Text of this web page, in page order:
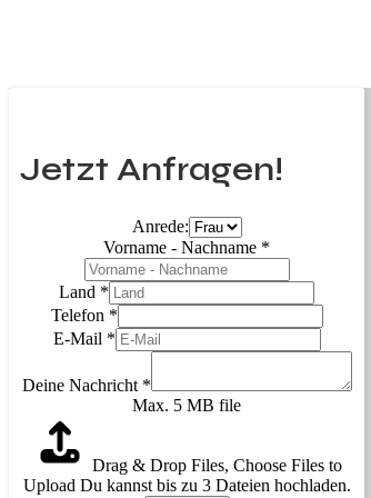
Jetzt Anfragen!
Anrede:
Vorname - Nachname *
Land *
Telefon *
E-Mail *
Deine Nachricht *
Max. 5 MB file
Drag & Drop Files, Choose Files to
Upload Du kannst bis zu 3 Dateien hochladen.